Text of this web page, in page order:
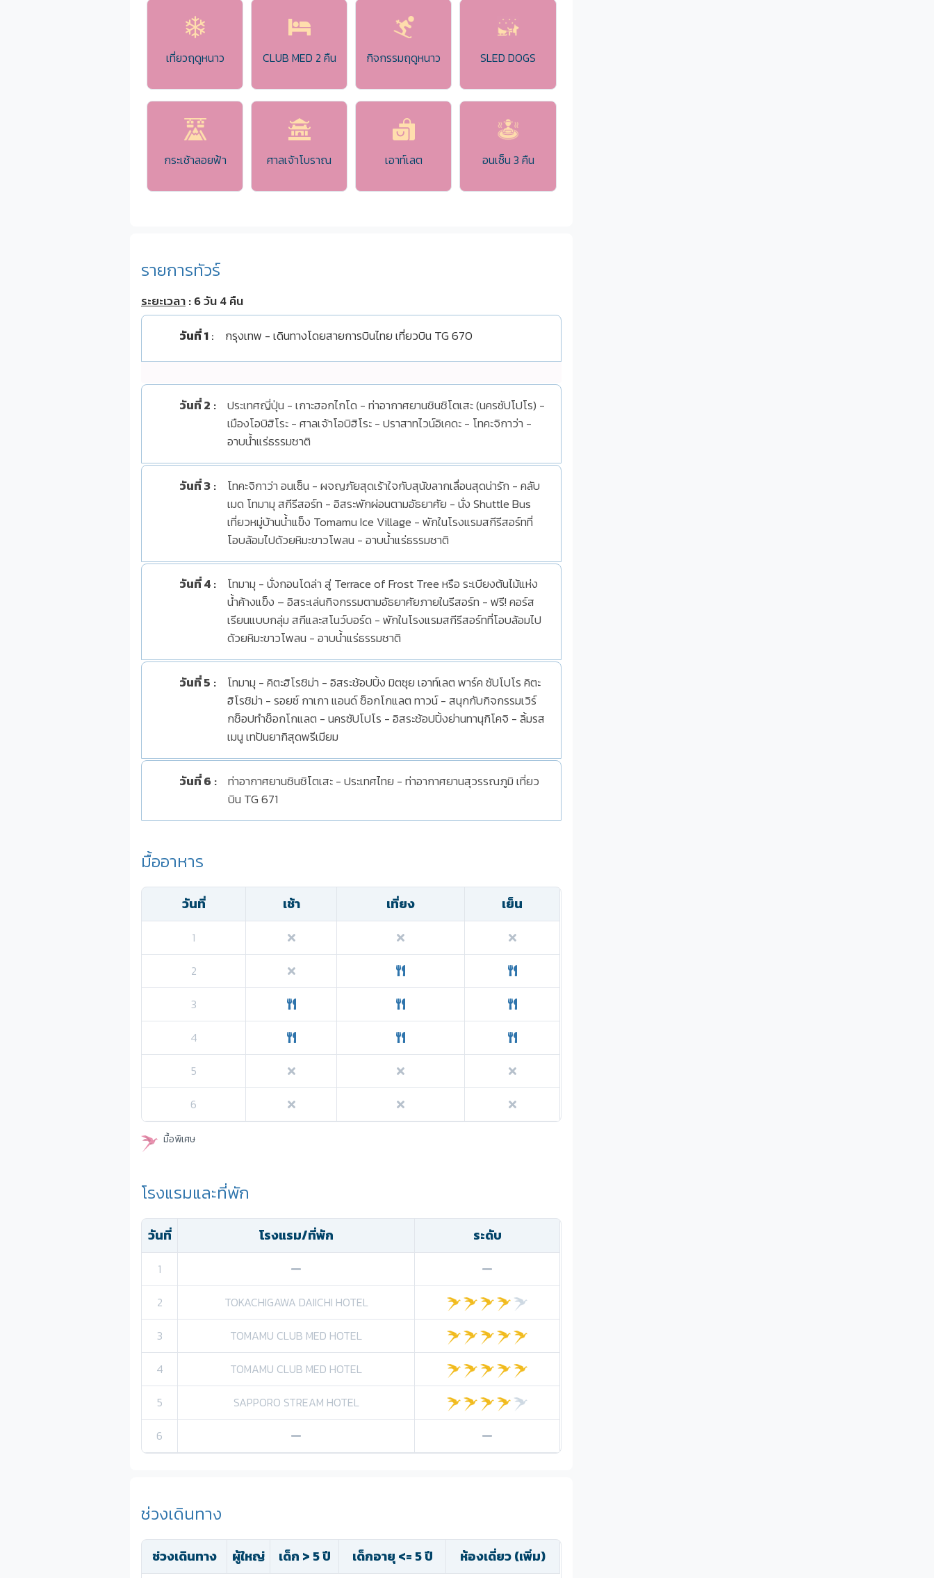
เที่ยวฤดูหนาว CLUB MED 2 คืน กิจกรรมฤดูหนาว SLED DOGS
กระเช้าลอยฟ้า ศาลเจ้าโบราณ เอาท์เลต อนเซ็น 3 คืน
รายการทัวร์
ระยะเวลา : 6 วัน 4 คืน
วันที่ 1: กรุงเทพ - เดินทางโดยสายการบินไทย เที่ยวบิน TG 670
วันที่ 2 :
ประเทศญี่ปุ่น - เกาะฮอกไกโด - ท่าอากาศยานชินชิโตเสะ (นครซัปโปโร) -
เมืองโอบิฮิโระ - ศาลเจ้าโอบิฮิโระ - ปราสาทไวน์อิเคดะ - โทคะจิกาว่า -
อาบน้ำแร่ธรรมชาติ
วันที่ 3:
โทคะจิกาว่า อนเซ็น - ผจญภัยสุดเร้าใจกับสุนัขลากเลื่อนสุดน่ารัก - คลับ
เมด โทมามุ สกีรีสอร์ท - อิสระพักผ่อนตามอัธยาศัย - นั่ง Shuttle Bus
เที่ยวหมู่บ้านน้ำแข็ง Tomamu Ice Village - พักในโรงแรมสกีรีสอร์ทที่
โอบล้อมไปด้วยหิมะขาวโพลน - อาบน้ำแร่ธรรมชาติ
วันที่ 4:
โทมามุ - นั่งกอนโดล่า สู่ Terrace of Frost Tree หรือ ระเบียงต้นไม้แห่ง
น้ำค้างแข็ง – อิสระเล่นกิจกรรมตามอัธยาศัยภายในรีสอร์ท - ฟรี! คอร์ส
เรียนแบบกลุ่ม สกีและสโนว์บอร์ด - พักในโรงแรมสกีรีสอร์ทที่โอบล้อมไป
ด้วยหิมะขาวโพลน - อาบน้ำแร่ธรรมชาติ
วันที่ 5 :
โทมามุ - คิตะฮิโรชิม่า - อิสระช้อปปิ้ง มิตซุย เอาท์เลต พาร์ค ซัปโปโร คิตะ
ฮิโรชิม่า - รอยซ์ กาเกา แอนด์ ช็อกโกแลต ทาวน์ - สนุกกับกิจกรรมเวิร์
กช็อปทำช็อกโกแลต - นครซัปโปโร - อิสระช้อปปิ้งย่านทานุกิโคจิ - ลิ้มรส
เมนู เทปันยากิสุดพรีเมียม
วันที่ 6:
ท่าอากาศยานชินชิโตเสะ - ประเทศไทย - ท่าอากาศยานสุวรรณภูมิ เที่ยว
บิน TG 671
มื้ออาหาร
วันที่ เช้า เที่ยง เย็น
1
2
3
4
5
6
มื้อพิเศษ
โรงแรมและที่พัก
วันที่ โรงแรม/ที่พัก ระดับ
1
2
TOKACHIGAWA DAIICHI HOTEL
3
TOMAMU CLUB MED HOTEL
4
TOMAMU CLUB MED HOTEL
5
SAPPORO STREAM HOTEL
6
ช่วงเดินทาง
ช่วงเดินทาง ผู้ใหญ่ เด็ก > 5 ปี เด็กอายุ <= 5 ปี ห้องเดี่ยว (เพิ่ม)